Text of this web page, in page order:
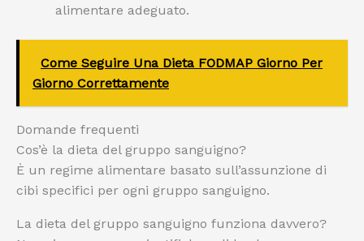
alimentare adeguato.
Come Seguire Una Dieta FODMAP Giorno Per
Giorno Correttamente
Domande frequenti
Cos’è la dieta del gruppo sanguigno?
È un regime alimentare basato sull’assunzione di
cibi specifici per ogni gruppo sanguigno.
La dieta del gruppo sanguigno funziona davvero?